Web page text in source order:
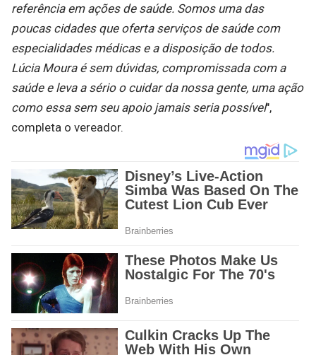
referência em ações de saúde. Somos uma das
poucas cidades que oferta serviços de saúde com
especialidades médicas e a disposição de todos.
Lúcia Moura é sem dúvidas, compromissada com a
saúde e leva a sério o cuidar da nossa gente, uma ação
como essa sem seu apoio jamais seria possível",
completa o vereador.